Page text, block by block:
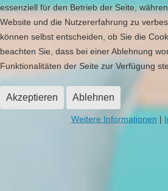
essenziell für den Betrieb der Seite,
Website und die Nutzererfahrung zu
können selbst entscheiden, ob Sie die
beachten Sie, dass bei einer Ablehnung
Funktionalitäten der Seite zur Verfügung
Akzeptieren Ablehnen
Weitere Informationen |